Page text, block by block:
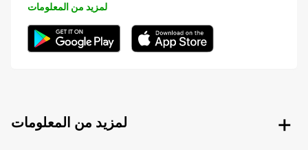
لمزيد من المعلومات
لمزيد من المعلومات